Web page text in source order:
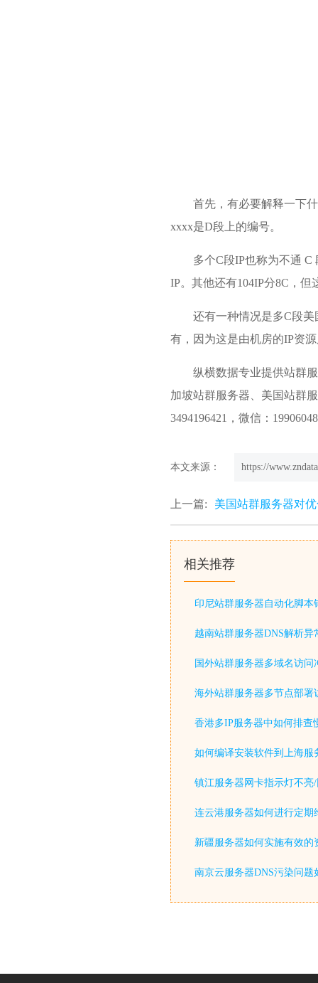
首先，有必要解释一下
xxxx是D段上的编号。
多个C段IP也称为不通 C
IP。其他还有104IP分8C，
还有一种情况是多C段
有，因为这是由机房的IP资
纵横数据专业提供站群
加坡站群服务器 、美国站群
3494196421，微信：
本文来源： https://
上一篇: 美国站群服务器对
相关推荐
印尼站群服务器自动化脚本
越南站群服务器DNS解析异
国外站群服务器多域名访问
海外站群服务器多节点部署
香港多IP服务器中如何排查
如何编译安装软件到上海服
镇江服务器网卡指示灯不亮
连云港服务器如何进行定期
新疆服务器如何实施有效的
南京云服务器DNS污染问题